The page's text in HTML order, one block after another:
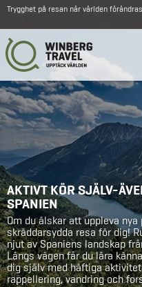
Trygghet på resan när världen förändras
AKTIVT KÖR SJÄLV-
SPANIEN
Om du älskar att uppleva
skräddarsydda resa för dig!
njut av Spaniens landskap
Längs vägen får du lära
dig själv med häftiga
rappellering, vandring och